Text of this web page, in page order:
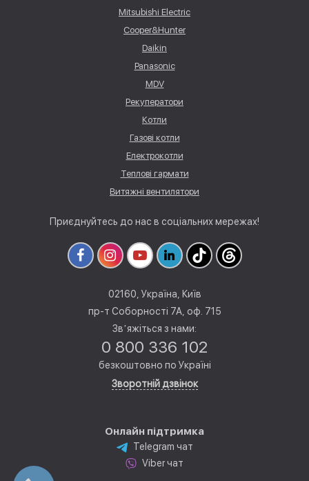
Mitsubishi Electric
Cooper&Hunter
Daikin
Panasonic
MDV
Рекуператори
Котли
Газові котли
Електрокотли
Теплові гармати
Витяжні вентилятори
Приєднуйтесь до нас в соціальних мережах!
02160, Україна, Київ
пр-т Соборності 7А, оф. 715
Звʼяжіться з нами:
0 800 336 102
безкоштовно по Україні
Зворотній дзвінок
Онлайн підтримка
Telegram чат
Viber чат